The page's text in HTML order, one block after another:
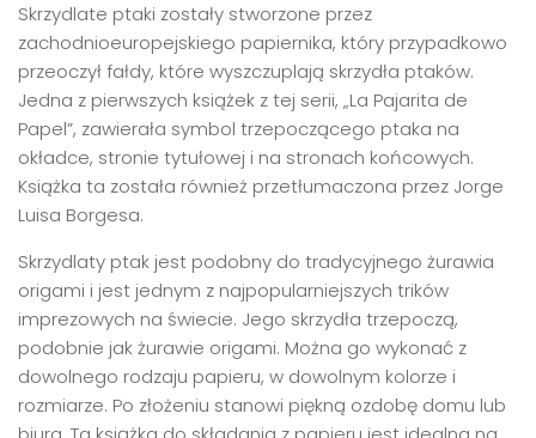
Skrzydlate ptaki zostały stworzone przez
zachodnioeuropejskiego papiernika, który przypadkowo
przeoczył fałdy, które wyszczuplają skrzydła ptaków.
Jedna z pierwszych książek z tej serii, „La Pajarita de
Papel”, zawierała symbol trzepoczącego ptaka na
okładce, stronie tytułowej i na stronach końcowych.
Książka ta została również przetłumaczona przez Jorge
Luisa Borgesa.
Skrzydlaty ptak jest podobny do tradycyjnego żurawia
origami i jest jednym z najpopularniejszych trików
imprezowych na świecie. Jego skrzydła trzepoczą,
podobnie jak żurawie origami. Można go wykonać z
dowolnego rodzaju papieru, w dowolnym kolorze i
rozmiarze. Po złożeniu stanowi piękną ozdobę domu lub